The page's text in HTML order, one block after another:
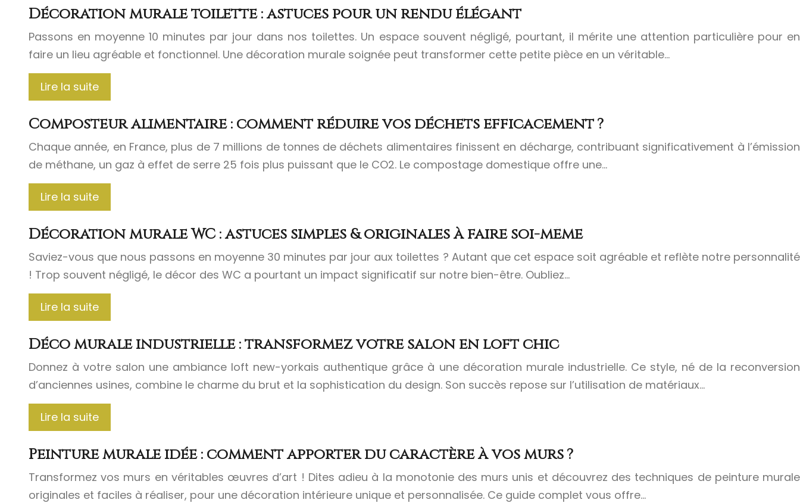
Décoration murale toilette : astuces pour un rendu élégant
Passons en moyenne 10 minutes par jour dans nos toilettes. Un espace souvent négligé, pourtant, il mérite une attention particulière pour en
faire un lieu agréable et fonctionnel. Une décoration murale soignée peut transformer cette petite pièce en un véritable…
Lire la suite
Composteur alimentaire : comment réduire vos déchets efficacement ?
Chaque année, en France, plus de 7 millions de tonnes de déchets alimentaires finissent en décharge, contribuant significativement à l’émission
de méthane, un gaz à effet de serre 25 fois plus puissant que le CO2. Le compostage domestique offre une…
Lire la suite
Décoration murale WC : astuces simples & originales à faire soi-même
Saviez-vous que nous passons en moyenne 30 minutes par jour aux toilettes ? Autant que cet espace soit agréable et reflète notre personnalité
! Trop souvent négligé, le décor des WC a pourtant un impact significatif sur notre bien-être. Oubliez…
Lire la suite
Déco murale industrielle : transformez votre salon en loft chic
Donnez à votre salon une ambiance loft new-yorkais authentique grâce à une décoration murale industrielle. Ce style, né de la reconversion
d’anciennes usines, combine le charme du brut et la sophistication du design. Son succès repose sur l’utilisation de matériaux…
Lire la suite
Peinture murale idée : comment apporter du caractère à vos murs ?
Transformez vos murs en véritables œuvres d’art ! Dites adieu à la monotonie des murs unis et découvrez des techniques de peinture murale
originales et faciles à réaliser, pour une décoration intérieure unique et personnalisée. Ce guide complet vous offre…